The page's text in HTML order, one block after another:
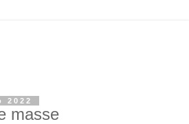
2022
masse